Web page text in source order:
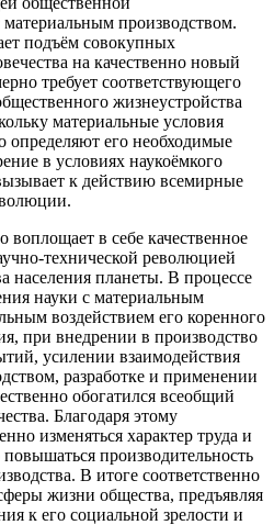
производством.
подъём совокупных
на качественно новый
требует соответствующего
жизнеустройства
материальные условия
определяют его необходимые
в условиях наукоёмкого
к действию всемирные
в себе качественное
технической революцией
населения планеты. В процессе
науки с материальным
воздействием его коренного
при внедрении в производство
усилении взаимодействия
разработке и применении
обогатился всеобщий
Благодаря этому
изменяться характер труда и
производительность
В итоге соответственно
жизни общества, предъявляя
к его социальной зрелости и